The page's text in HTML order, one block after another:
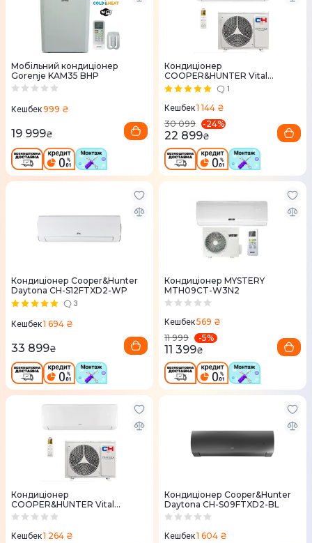
Мобільний кондиціонер
Gorenje KAM35 BHP
Кешбек999 ₴
19 999₴
Кондиціонер
COOPER&HUNTER Vital
Inverter CH-S09FTXF2-NG, 25
м2
1
Кешбек1 144 ₴
30 099
-24%
22 899₴
Кондиціонер Cooper&Hunter
Daytona CH-S12FTXD2-WP
3
Кешбек1 694 ₴
33 899₴
Кондиціонер MYSTERY
MTH09CT-W3N2
Кешбек569 ₴
11 999
-5%
11 399₴
Кондиціонер
COOPER&HUNTER Vital
Inverter CH-S12FTXF2-NG, 35
Кешбек1 264 ₴
Кондиціонер Cooper&Hunter
Daytona CH-S09FTXD2-BL
Кешбек1 604 ₴